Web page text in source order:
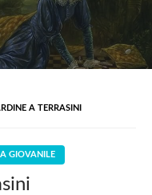
A TERRASINI
GIOVANILE